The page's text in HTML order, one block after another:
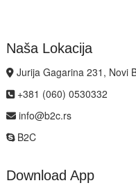
Naša Lokacija
Jurija Gagarina 231, Novi
+381 (060) 0530332
info@b2c.rs
B2C
Download App